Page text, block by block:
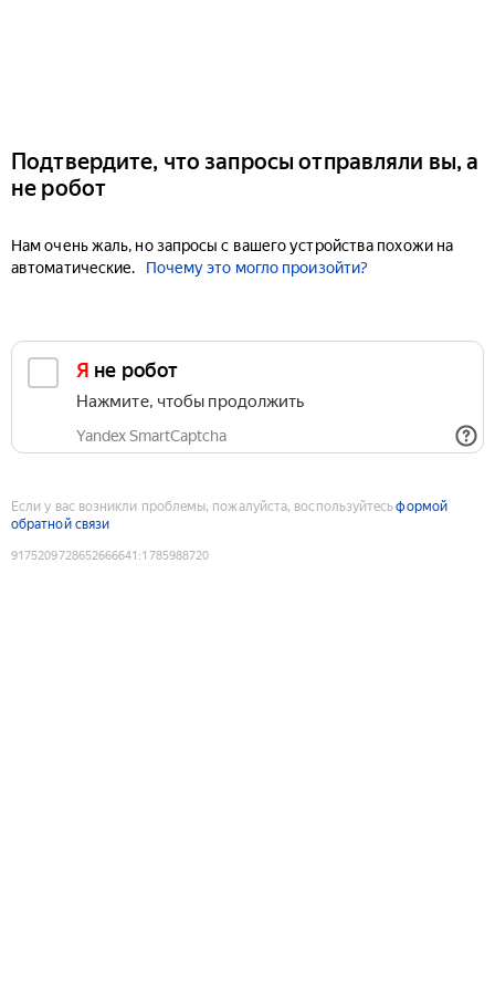
Подтвердите, что запросы отправляли вы, а
не робот
Нам очень жаль, но запросы с вашего устройства похожи на
автоматические.
Почему это могло произойти?
Я не робот
Нажмите, чтобы продолжить
Yandex SmartCaptcha
Если у вас возникли проблемы, пожалуйста, воспользуйтесьформой
обратной связи
9175209728652666641 :1785988720